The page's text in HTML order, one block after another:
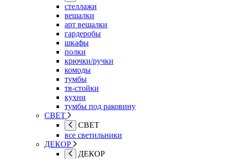
стеллажи
вешалки
арт вешалки
гардеробы
шкафы
полки
крючки/ручки
комоды
тумбы
тв-стойки
кухни
тумбы под раковину
СВЕТ
СВЕТ
все светильники
ДЕКОР
ДЕКОР